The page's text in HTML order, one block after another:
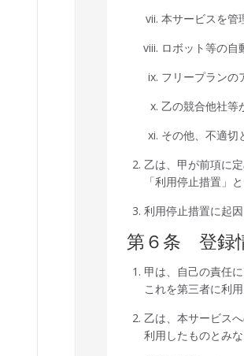
本サービスを管
ロボット等の自
フリープランの
乙の競合他社等
その他、不適切
乙は、甲が前項に
「利用停止措置」
利用停止措置に起
第６条 登録
甲は、自己の責任
これを第三者に利
乙は、本サービス
利用したものとみな